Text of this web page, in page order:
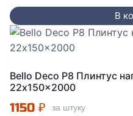
В
Bello Deco P8 Плинтус
22x150x2000
1150 ₽ за штуку